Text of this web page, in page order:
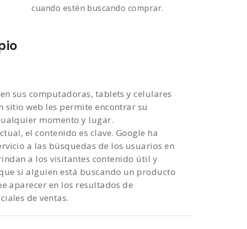
cuando estén buscando comprar.
sus computadoras, tablets y celulares
sitio web les permite encontrar su
momento y lugar.
el contenido es clave. Google ha
a las búsquedas de los usuarios en
a los visitantes contenido útil y
si alguien está buscando un producto
aparecer en los resultados de
de ventas.